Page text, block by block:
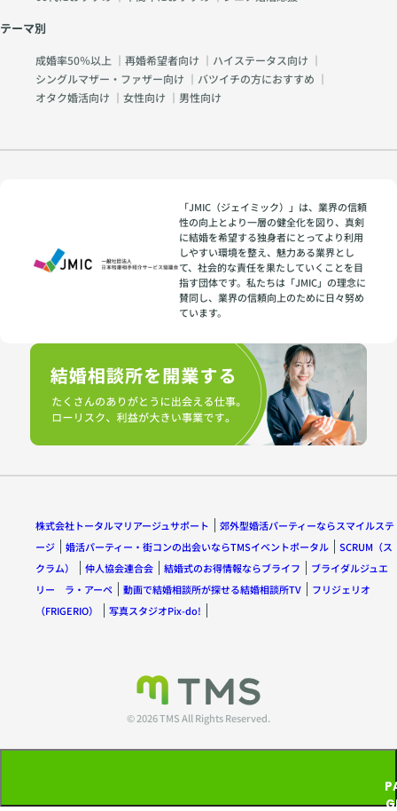
テーマ別
成婚率50％以上 ｜ 再婚希望者向け ｜ ハイステータス向け ｜
シングルマザー・ファザー向け ｜ バツイチの方におすすめ ｜
オタク婚活向け ｜ 女性向け ｜ 男性向け
「JMIC（ジェイミック）」は、業界の信頼
性の向上とより一層の健全化を図り、真剣
に結婚を希望する独身者にとってより利用
しやすい環境を整え、魅力ある業界とし
て、社会的な責任を果たしていくことを目
指す団体です。私たちは「JMIC」の理念に
賛同し、業界の信頼向上のために日々努め
ています。
株式会社トータルマリアージュサポート
郊外型婚活パーティーならスマイルステ
ージ
婚活パーティー・街コンの出会いならTMSイベントポータル
SCRUM（ス
クラム）
仲人協会連合会 結婚式のお得情報ならブライフ
ブライダルジュエ
リー ラ・アーペ
動画で結婚相談所が探せる結婚相談所TV
フリジェリオ
（FRIGERIO）
写真スタジオPix-do!
© 2026 TMS All Rights Reserved.